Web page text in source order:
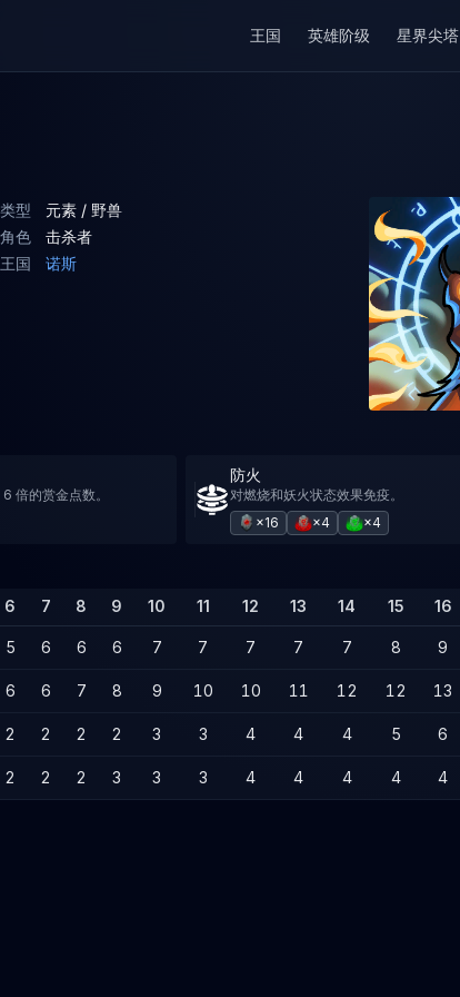
王国 英雄阶级 星界尖塔
类型
元素 / 野兽
角色
击杀者
王国
诺斯
倍的赏金点数。
防火
对燃烧和妖火状态效果免疫。
×16
×4 ×4
6 7 8 9 10 11 12 13 14 15 16
5 6 6 6 7 7 7 7 7 8 9
6 6 7 8 9 10 10 11 12 12 13
2 2 2 2 3 3 4 4 4 5 6
2 2 2 3 3 3 4 4 4 4 4